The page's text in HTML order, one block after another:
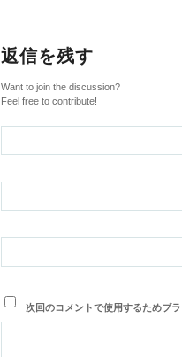
返信を残す
Want to join the discussion?
Feel free to contribute!
次回のコメントで使用するためブ